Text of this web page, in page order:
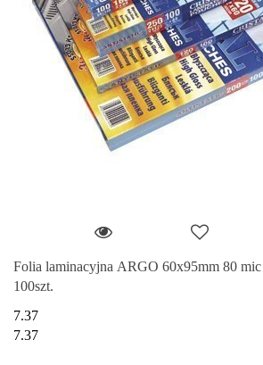
Folia laminacyjna ARGO 60x95mm 80 mic
100szt.
7.37
7.37